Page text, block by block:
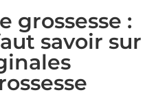
grossesse :
savoir sur